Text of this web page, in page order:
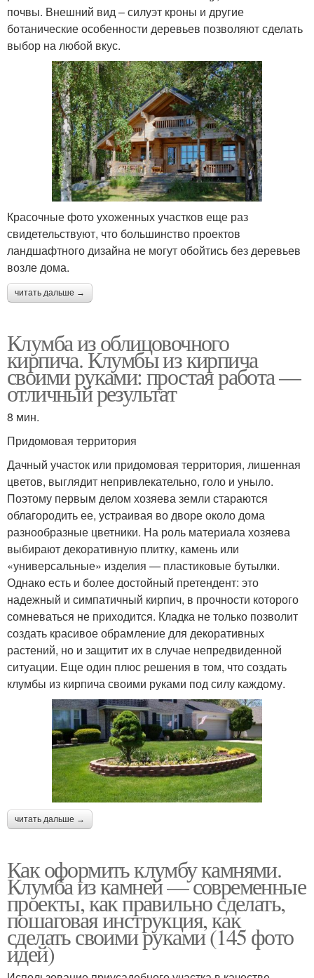
почвы. Внешний вид – силуэт кроны и другие
ботанические особенности деревьев позволяют сделать
выбор на любой вкус.
Красочные фото ухоженных участков еще раз
свидетельствуют, что большинство проектов
ландшафтного дизайна не могут обойтись без деревьев
возле дома.
читать дальше →
Клумба из облицовочного
кирпича. Клумбы из кирпича
своими руками: простая работа —
отличный результат
8 мин.
Придомовая территория
Дачный участок или придомовая территория, лишенная
цветов, выглядит непривлекательно, голо и уныло.
Поэтому первым делом хозяева земли стараются
облагородить ее, устраивая во дворе около дома
разнообразные цветники. На роль материала хозяева
выбирают декоративную плитку, камень или
«универсальные» изделия — пластиковые бутылки.
Однако есть и более достойный претендент: это
надежный и симпатичный кирпич, в прочности которого
сомневаться не приходится. Кладка не только позволит
создать красивое обрамление для декоративных
растений, но и защитит их в случае непредвиденной
ситуации. Еще один плюс решения в том, что создать
клумбы из кирпича своими руками под силу каждому.
читать дальше →
Как оформить клумбу камнями.
Клумба из камней — современные
проекты, как правильно сделать,
пошаговая инструкция, как
сделать своими руками (145 фото
идей)